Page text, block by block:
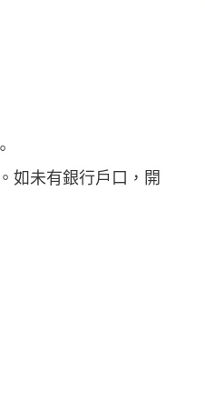
如未有銀行戶口，開